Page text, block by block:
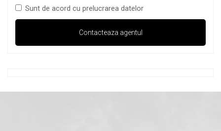
Sunt de acord cu prelucrarea datelor